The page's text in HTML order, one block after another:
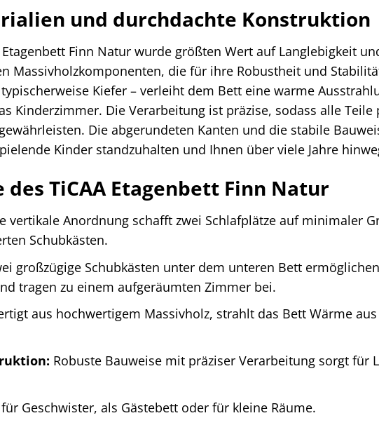
und durchdachte Konstruktion
Finn Natur wurde größten Wert auf Langlebigkeit
Massivholzkomponenten, die für ihre Robustheit und
Kiefer – verleiht dem Bett eine warme
Kinderzimmer. Die Verarbeitung ist präzise, sodass alle
Die abgerundeten Kanten und die stabile
Kinder standzuhalten und Ihnen über viele Jahre
TiCAA Etagenbett Finn Natur
vertikale Anordnung schafft zwei Schlafplätze auf minimaler
Schubkästen.
großzügige Schubkästen unter dem unteren Bett
tragen zu einem aufgeräumten Zimmer bei.
aus hochwertigem Massivholz, strahlt das Bett Wärme
Robuste Bauweise mit präziser Verarbeitung sorgt für
Geschwister, als Gästebett oder für kleine Räume.